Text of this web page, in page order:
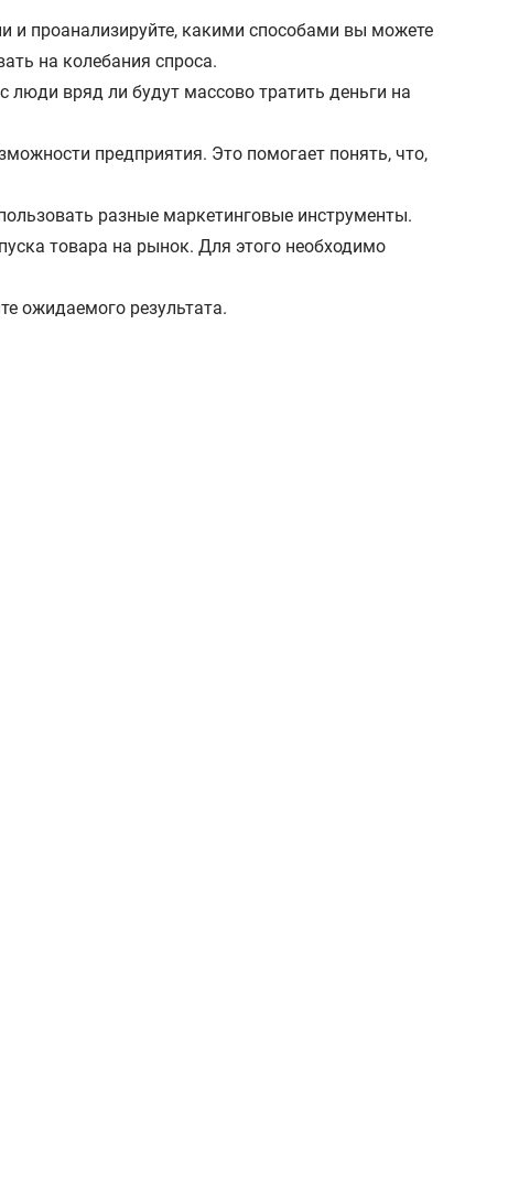
и проанализируйте, какими способами вы можете
на колебания спроса.
люди вряд ли будут массово тратить деньги на
предприятия. Это помогает понять, что,
разные маркетинговые инструменты.
товара на рынок. Для этого необходимо
ожидаемого результата.